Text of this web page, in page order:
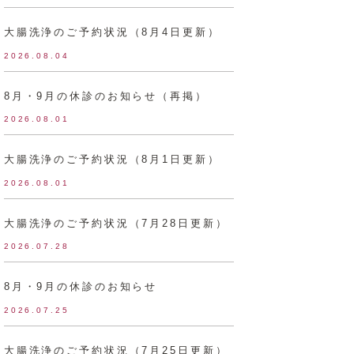
大腸洗浄のご予約状況（8月4日更新）
2026.08.04
8月・9月の休診のお知らせ（再掲）
2026.08.01
大腸洗浄のご予約状況（8月1日更新）
2026.08.01
大腸洗浄のご予約状況（7月28日更新）
2026.07.28
8月・9月の休診のお知らせ
2026.07.25
大腸洗浄のご予約状況（7月25日更新）